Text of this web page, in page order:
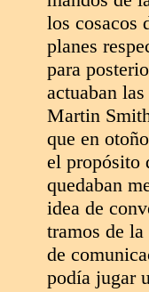
los cosacos
planes
para
actuaban
Martin
que en
el propósito
quedaban
idea de
tramos de
de
podía jugar